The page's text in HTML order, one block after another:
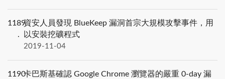
1189資安人員發現 BlueKeep 漏洞首宗大規模攻擊事件，用
以安裝挖礦程式
2019-11-04
1190卡巴斯基確認 Google Chrome 瀏覽器的嚴重 0-day 漏